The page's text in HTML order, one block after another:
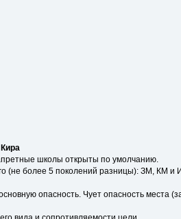
Кира
школы открыты по умолчанию.
(не более 5 поколений разницы): ЗМ, КМ
опасность. Чует опасность места